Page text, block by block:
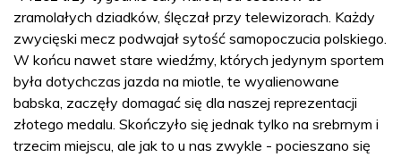
zramolałych dziadków, ślęczał przy telewizorach. Każdy
zwycięski mecz podwajał sytość samopoczucia polskiego.
W końcu nawet stare wiedźmy, których jedynym sportem
była dotychczas jazda na miotle, te wyalienowane
babska, zaczęły domagać się dla naszej reprezentacji
złotego medalu. Skończyło się jednak tylko na srebrnym i
trzecim miejscu, ale jak to u nas zwykle - pocieszano się